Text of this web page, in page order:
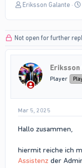
T
a
d
t
a
r
r
Eriksson Galante
Not open for further
Eriksson
Player
Mar 5, 2025
Hallo zusammen,
hiermit reiche ich
Assistenz der